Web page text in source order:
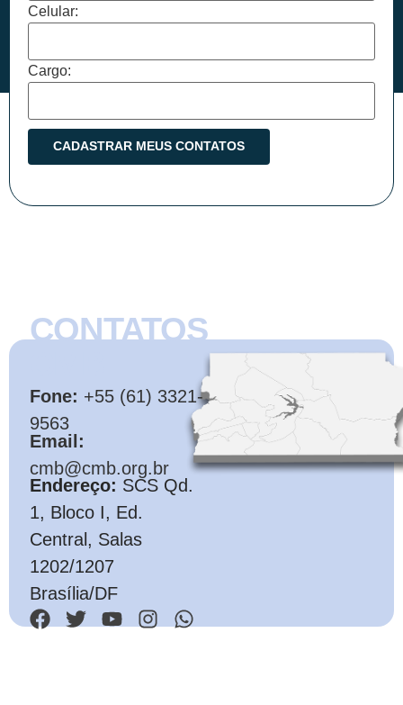
Celular:
Cargo:
CONTATOS
Fone: +55 (61) 3321-
9563
Email:
cmb@cmb.org.br
Endereço: SCS Qd.
1, Bloco I, Ed.
Central, Salas
1202/1207
Brasília/DF